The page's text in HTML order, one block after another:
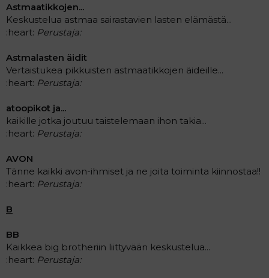
Astmaatikkojen...
Keskustelua astmaa sairastavien lasten elämästä...
:heart: Perustaja:
Astmalasten äidit
Vertaistukea pikkuisten astmaatikkojen äideille...
:heart: Perustaja:
atoopikot ja...
kaikille jotka joutuu taistelemaan ihon takia...
:heart: Perustaja:
AVON
Tänne kaikki avon-ihmiset ja ne joita toiminta kiinnostaa!!
:heart: Perustaja:
B
BB
Kaikkea big brotheriin liittyvään keskustelua...
:heart: Perustaja: